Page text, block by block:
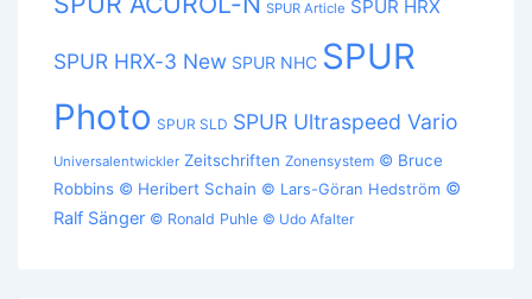
SPUR Article SPUR HRX
SPUR HRX-3 New SPUR NHC SPUR
Photo SPUR SLD SPUR Ultraspeed Vario
Universalentwickler Zeitschriften Zonensystem © Bruce
Robbins © Heribert Schain © Lars-Göran Hedström ©
Ralf Sänger © Ronald Puhle © Udo Afalter